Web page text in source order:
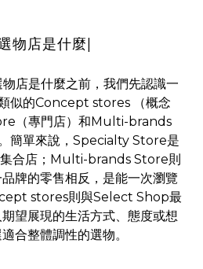
物店是什麼|
店是什麼之前，我們先認識一
似的Concept stores （概念
（專門店）和Multi-brands
簡單來說，Specialty Store是
集合店；Multi-brands Store則
牌的零售相反，是能一次瀏覽
stores則與Select Shop最
望展現的生活方式、態度或想
合整體調性的選物。